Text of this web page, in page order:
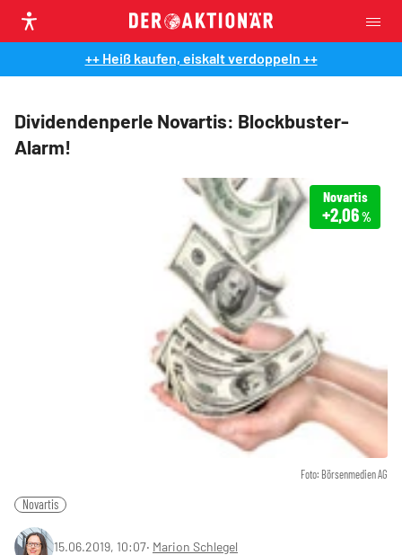
++ Heiß kaufen, eiskalt verdoppeln ++
Dividendenperle Novartis: Blockbuster-
Alarm!
Foto: Börsenmedien AG
Novartis
+2,06%
Novartis
15.06.2019, 10:07‧ Marion Schlegel